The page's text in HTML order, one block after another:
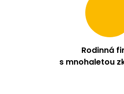
Rodinná
s mnohaletou